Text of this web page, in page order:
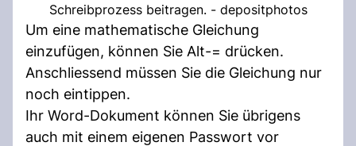
Schreibprozess beitragen. - depositphotos
Um eine mathematische Gleichung
einzufügen, können Sie Alt-= drücken.
Anschliessend müssen Sie die Gleichung nur
noch eintippen.
Ihr Word-Dokument können Sie übrigens
auch mit einem eigenen Passwort vor